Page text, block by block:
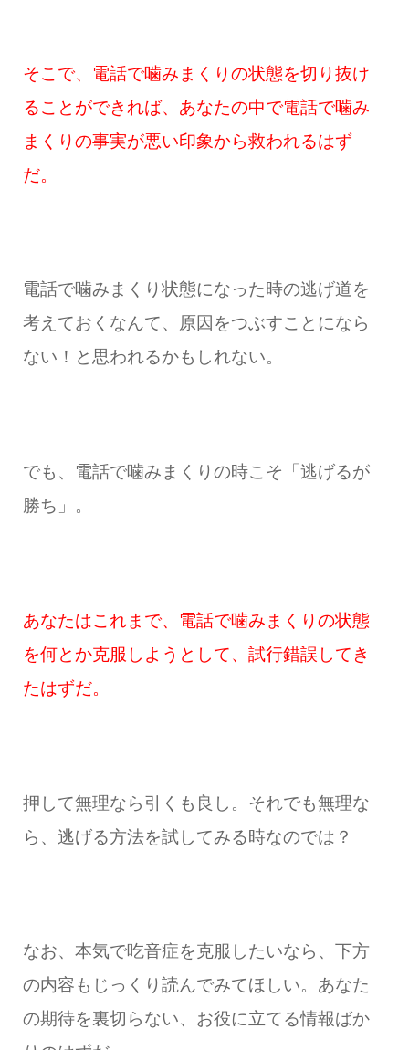
そこで、電話で噛みまくりの状態を切り抜け
ることができれば、あなたの中で電話で噛み
まくりの事実が悪い印象から救われるはず
だ。
電話で噛みまくり状態になった時の逃げ道を
考えておくなんて、原因をつぶすことになら
ない！と思われるかもしれない。
でも、電話で噛みまくりの時こそ「逃げるが
勝ち」
。
あなたはこれまで、電話で噛みまくりの状態
を何とか克服しようとして、試行錯誤してき
たはずだ。
押して無理なら引くも良し。それでも無理な
ら、逃げる方法を試してみる時なのでは？
なお、本気で吃音症を克服したいなら、下方
の内容もじっくり読んでみてほしい。あなた
の期待を裏切らない、お役に立てる情報ばか